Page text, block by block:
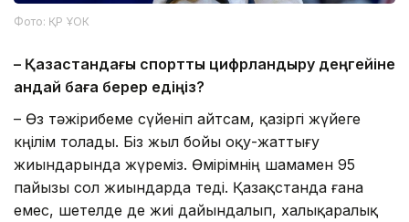
Фото: ҚР ҰОК
– Қазақстандағы спортты цифрландыру деңгейіне
қандай баға берер едіңіз?
– Өз тәжірибеме сүйеніп айтсам, қазіргі жүйеге
көңілім толады. Біз жыл бойы оқу-жаттығу
жиындарында жүреміз. Өмірімнің шамамен 95
пайызы сол жиындарда өтеді. Қазақстанда ғана
емес, шетелде де жиі дайындалып, халықаралық